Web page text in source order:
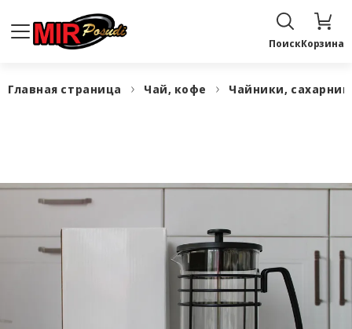
ПоискКорзина
Главная страница Чай, кофе Чайники,